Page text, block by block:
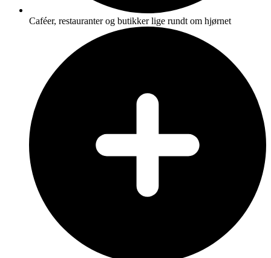
Caféer, restauranter og butikker lige rundt om hjørnet